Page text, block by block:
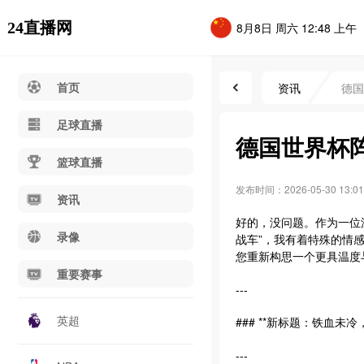
24直播网 8月8日 周六 12:48 上午
首页
足球直播
篮球直播
资讯
录像
重要赛事
英超
资讯 德
德国世界杯
发布时间：2026-05-30 13:01
好的，没问题。作为一
战车”，我有着特殊的情
您重新构思一个更具温
---
### **新标题：铁血未冷
---